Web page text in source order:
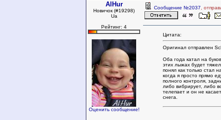
AlHur
Новичок (#19298)
Ua
Рейтинг: 4
Оценить сообщение!
Сообщение №2037 ,
Цитата:
Оригинал отправлен
Оба года катал на
этих лыжах будет
понял как только стал
когда я просто прямо
полного контроля,
либо вибрирует, либо
телепает и он не
снега.